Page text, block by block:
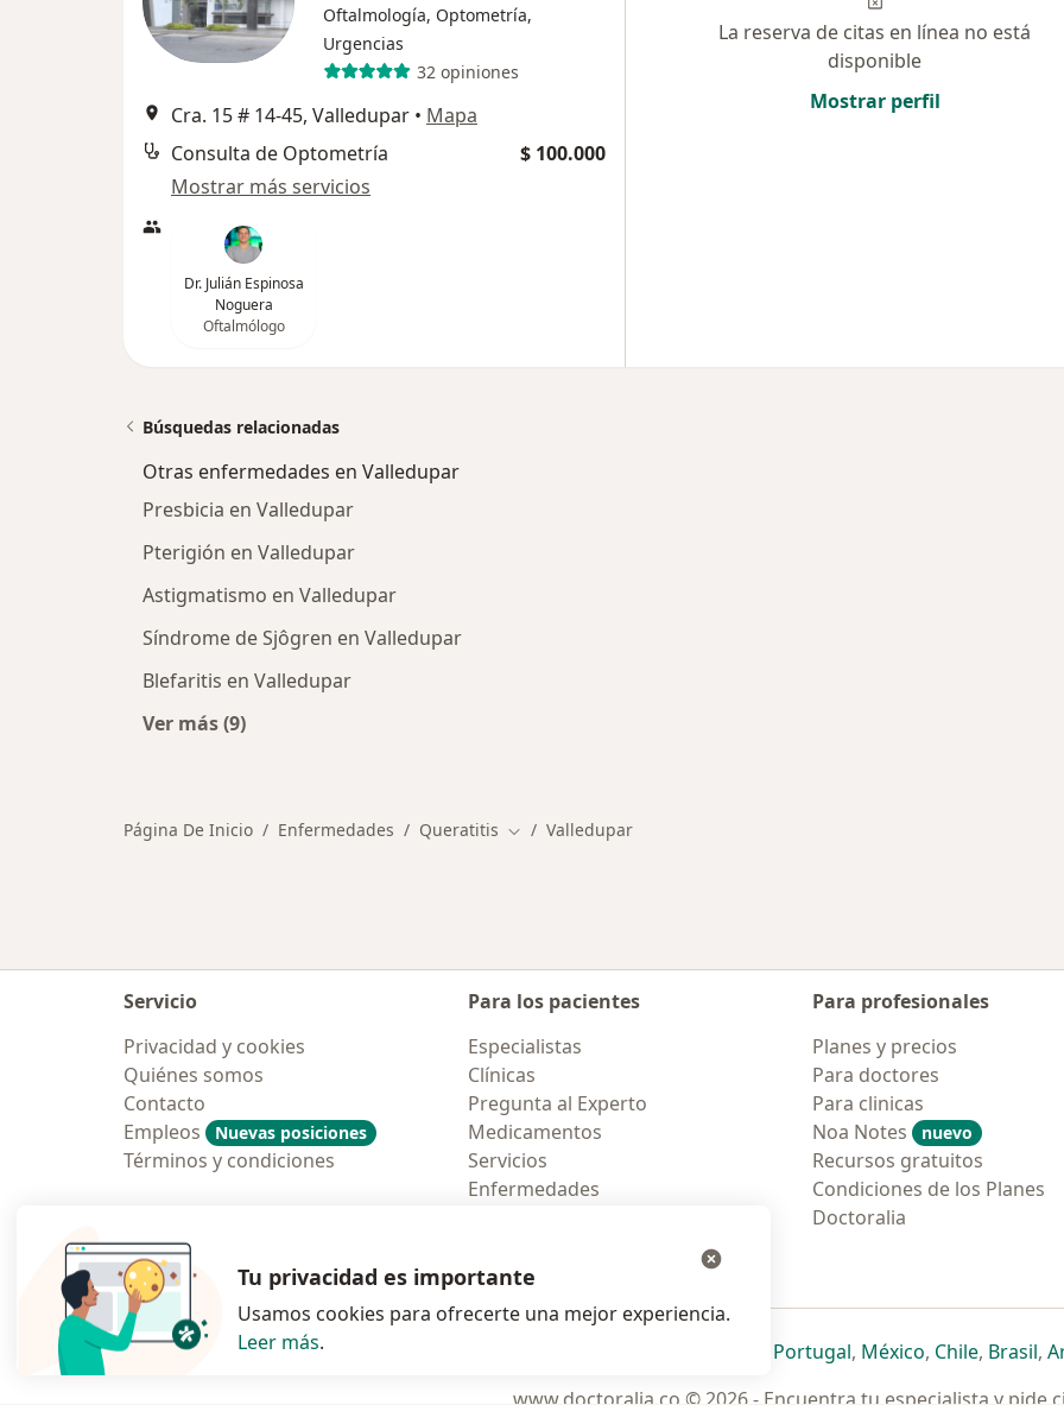
Oftalmología, Optometría,
Urgencias
32 opiniones
Cra. 15 # 14-45, Valledupar • Mapa
Consulta de Optometría
$ 100.000
Mostrar más servicios
Dr. Julián Espinosa
Noguera
Oftalmólogo
La reserva de citas en línea no está
disponible
Mostrar perfil
Búsquedas relacionadas
Otras enfermedades en Valledupar
Presbicia en Valledupar
Pterigión en Valledupar
Astigmatismo en Valledupar
Síndrome de Sjôgren en Valledupar
Blefaritis en Valledupar
Ver más (9)
Página De Inicio Enfermedades Queratitis Cambiar de ciudad
Valledupar
Servicio
Privacidad y cookies
Quiénes somos
Contacto
Empleos
Nuevas posiciones
Términos y condiciones
Para los pacientes
Especialistas
Clínicas
Pregunta al Experto
Medicamentos
Servicios
Enfermedades
Para profesionales
Planes y precios
Para doctores
Para clinicas
Noa Notes
nuevo
Recursos gratuitos
Condiciones de los Planes
Doctoralia
Polska se abre en una nueva pestaña
se abre en una nueva pestaña
se abre en una nueva pestaña
se abre en una nueva pestaña
Portugalse abre en una nueva
, Méxicose abre en una
, Chilese abre
, Brasilse
,
www.doctoralia.co © 2026 - Encuentra tu especialista y pide
Tu privacidad es importante
Usamos cookies para ofrecerte una mejor experiencia.
Leer más.